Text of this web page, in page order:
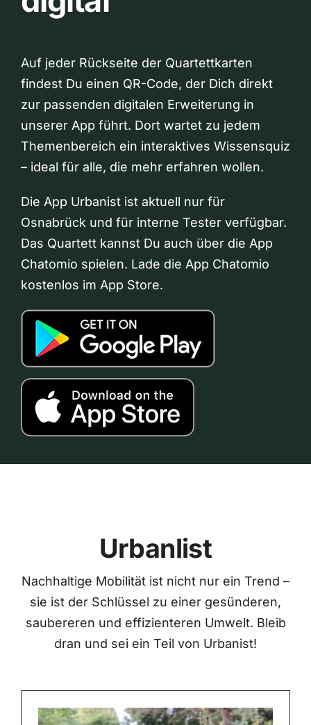
Auf jeder Rückseite der Quartettkarten
findest Du einen QR-Code, der Dich direkt
zur passenden digitalen Erweiterung in
unserer App führt. Dort wartet zu jedem
Themenbereich ein interaktives Wissensquiz
– ideal für alle, die mehr erfahren wollen.
Die App Urbanist ist aktuell nur für
Osnabrück und für interne Tester verfügbar.
Das Quartett kannst Du auch über die App
Chatomio spielen. Lade die App Chatomio
kostenlos im App Store.
Urbanlist
Nachhaltige Mobilität ist nicht nur ein Trend –
sie ist der Schlüssel zu einer gesünderen,
saubereren und effizienteren Umwelt. Bleib
dran und sei ein Teil von Urbanist!